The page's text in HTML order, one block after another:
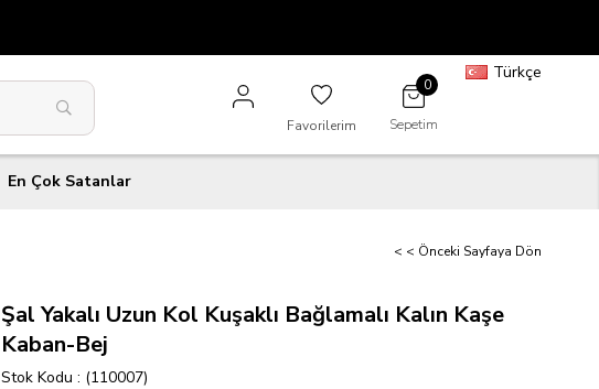
Türkçe
Sepetim
0
Favorilerim
En Çok Satanlar
< < Önceki Sayfaya Dön
Şal Yakalı Uzun Kol Kuşaklı Bağlamalı Kalın Kaşe
Kaban-Bej
Stok Kodu (110007)